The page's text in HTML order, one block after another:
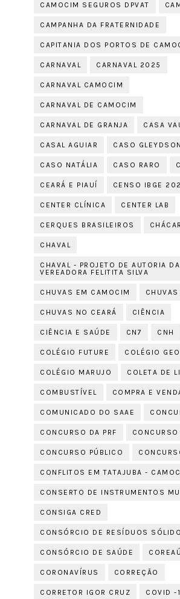
CAMOCIM SEGUROS DPVAT
CAMPANHA DA FRATERNIDADE
CAPITANIA DOS PORTOS DE
CARNAVAL CARNAVAL 2025
CARNAVAL CAMOCIM
CARNAVAL DE CAMOCIM
CARNAVAL DE GRANJA CASA
CASAL AGUIAR CASO
CASO NATÁLIA CASO RARO
CEARÁ E PIAUÍ CENSO IBGE
CENTER CLÍNICA CENTER LAB
CERQUES BRASILEIROS
CHAVAL
CHAVAL - PROJETO DE AUTORIA DA
VEREADORA FELITITA SILVA
CHUVAS EM CAMOCIM
CHUVAS NO CEARÁ CIÊNCIA
CIÊNCIA E SAÚDE CN7 CNH
COLÉGIO FUTURE COLÉGIO
COLÉGIO MARUJO COLETA DE
COMBUSTÍVEL COMPRA E
COMUNICADO DO SAAE
CONCURSO DA PRF CONCURSO
CONCURSO PÚBLICO
CONFLITOS EM TATAJUBA -
CONSERTO DE INSTRUMENTOS
CONSIGA CRED
CONSÓRCIO DE RESÍDUOS
CONSÓRCIO DE SAÚDE COREAÚ
CORONAVÍRUS CORREÇÃO
CORRETOR IGOR CRUZ COVID -